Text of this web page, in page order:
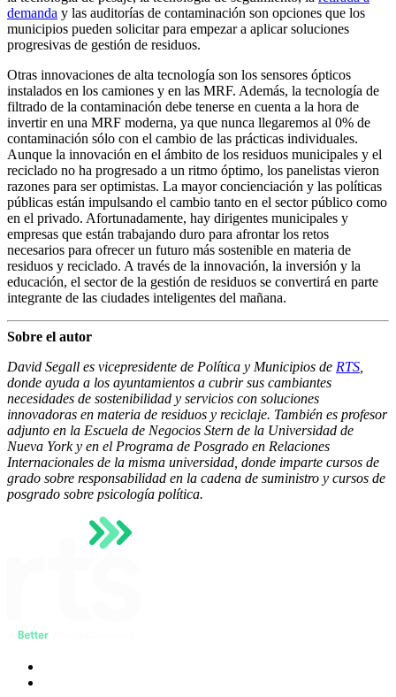
demanda y las auditorías de contaminación son opciones que los
municipios pueden solicitar para empezar a aplicar soluciones
progresivas de gestión de residuos.
Otras innovaciones de alta tecnología son los sensores ópticos
instalados en los camiones y en las MRF. Además, la tecnología de
filtrado de la contaminación debe tenerse en cuenta a la hora de
invertir en una MRF moderna, ya que nunca llegaremos al 0% de
contaminación sólo con el cambio de las prácticas individuales.
Aunque la innovación en el ámbito de los residuos municipales y el
reciclado no ha progresado a un ritmo óptimo, los panelistas vieron
razones para ser optimistas. La mayor concienciación y las políticas
públicas están impulsando el cambio tanto en el sector público como
en el privado. Afortunadamente, hay dirigentes municipales y
empresas que están trabajando duro para afrontar los retos
necesarios para ofrecer un futuro más sostenible en materia de
residuos y reciclado. A través de la innovación, la inversión y la
educación, el sector de la gestión de residuos se convertirá en parte
integrante de las ciudades inteligentes del mañana.
Sobre el autor
David Segall es vicepresidente de Política y Municipios de RTS
donde ayuda a los ayuntamientos a cubrir sus cambiantes
necesidades de sostenibilidad y servicios con soluciones
innovadoras en materia de residuos y reciclaje. También es profesor
adjunto en la Escuela de Negocios Stern de la Universidad de
Nueva York y en el Programa de Posgrado en Relaciones
Internacionales de la misma universidad, donde imparte cursos de
grado sobre responsabilidad en la cadena de suministro y cursos de
posgrado sobre psicología política.